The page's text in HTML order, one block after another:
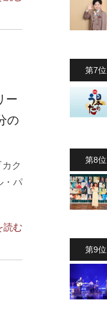
ー
の
ク
・パ
読む